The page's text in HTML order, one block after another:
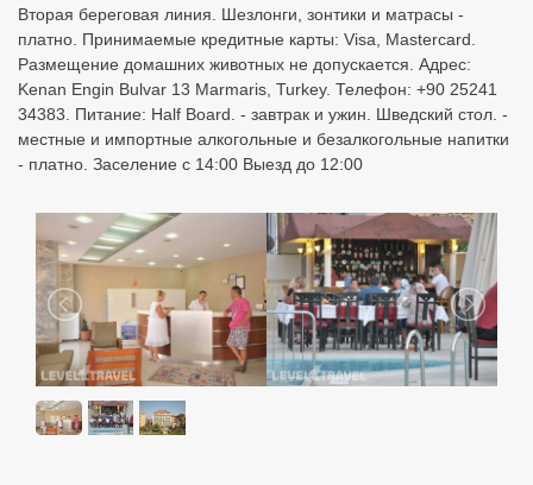
Вторая береговая линия. Шезлонги, зонтики и матрасы -
платно. Принимаемые кредитные карты: Visa, Mastercard.
Размещение домашних животных не допускается. Адрес:
Kenan Engin Bulvar 13 Marmaris, Turkey. Телефон: +90 25241
34383. Питание: Half Board. - завтрак и ужин. Шведский стол. -
местные и импортные алкогольные и безалкогольные напитки
- платно. Заселение с 14:00 Выезд до 12:00